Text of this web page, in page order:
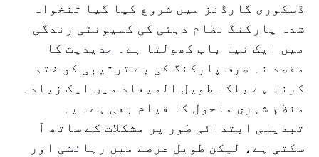
ڈسکوری گارڈنز میں شروع کیا گیا تنخواہ
شدہ پارکنگ نظام دبئی کی کمیونٹی زندگی
میں ایک نیا باب کھولتا ہے۔ جدیدیت کا
مقصد نہ صرف پارکنگ کی بے ترتیبی کو ختم
کرنا ہے بلکہ طویل المیعاد میں ایک زیادہ
منظم شہری ماحول کا قیام بھی ہے۔ یہ
تبدیلی ابتدائی طور پر مشکلات کے ساتھ آ
سکتی ہے، لیکن طویل عرصے میں رہائشی اور